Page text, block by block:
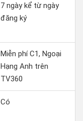
7 ngày kể từ ngày
đăng ký
Miễn phí C1, Ngoại
Hạng Anh trên
TV360
Có